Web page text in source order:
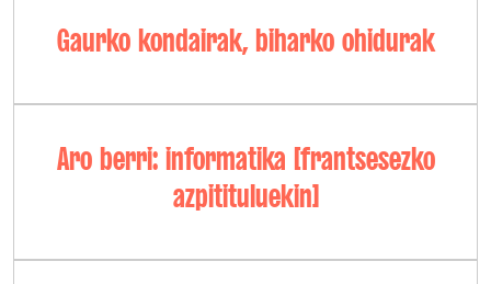
Gaurko kondairak, biharko ohidurak
Aro berri: informatika [frantsesezko
azpitituluekin]